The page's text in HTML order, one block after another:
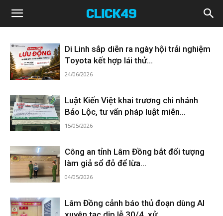
Click49
Di Linh sắp diễn ra ngày hội trải nghiệm
Toyota kết hợp lái thử...
24/06/2026
Luật Kiến Việt khai trương chi nhánh
Bảo Lộc, tư vấn pháp luật miễn...
15/05/2026
Công an tỉnh Lâm Đồng bắt đối tượng
làm giả sổ đỏ để lừa...
04/05/2026
Lâm Đồng cảnh báo thủ đoạn dùng AI